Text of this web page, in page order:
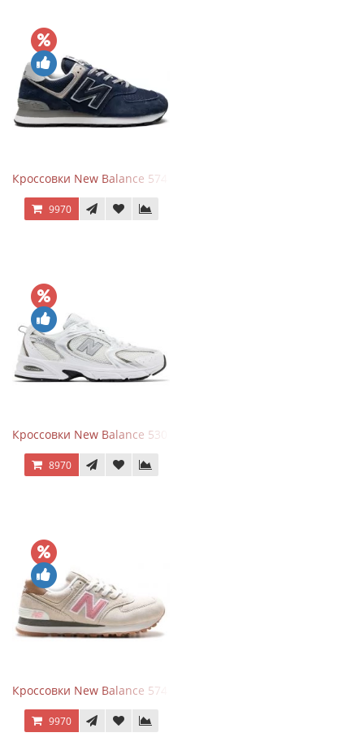
Кроссовки New Balance 574 Navy Blue Grey
9970
Кроссовки New Balance 530 White Silver Metallic
8970
Кроссовки New Balance 574 Power Beige Pink
9970